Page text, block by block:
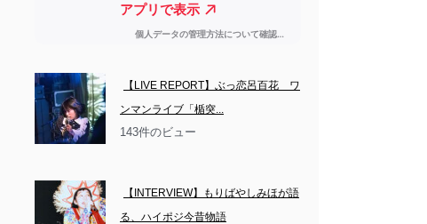
【LIVE REPORT】ぶっ恋呂百花　ワ
ンマンライブ「楯突...
143件のビュー
【INTERVIEW】もりばやしみほが語
る、ハイポジ今昔物語